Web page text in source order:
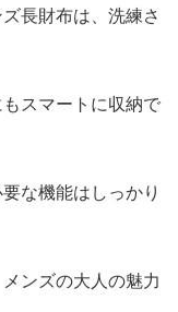
長財布は、洗練さ
スマートに収納で
な機能はしっかり
ンズの大人の魅力